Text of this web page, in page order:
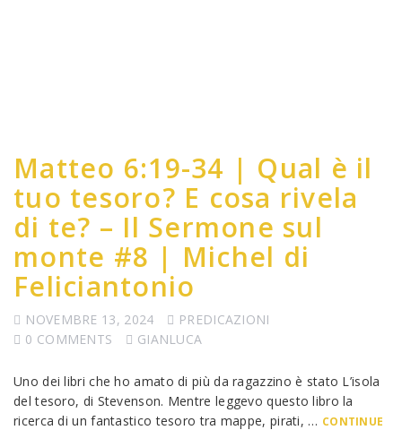
Matteo 6:19-34 | Qual è il
tuo tesoro? E cosa rivela
di te? – Il Sermone sul
monte #8 | Michel di
Feliciantonio
NOVEMBRE 13, 2024
PREDICAZIONI
0 COMMENTS
GIANLUCA
Uno dei libri che ho amato di più da ragazzino è stato L’isola
del tesoro, di Stevenson. Mentre leggevo questo libro la
ricerca di un fantastico tesoro tra mappe, pirati, … CONTINUE